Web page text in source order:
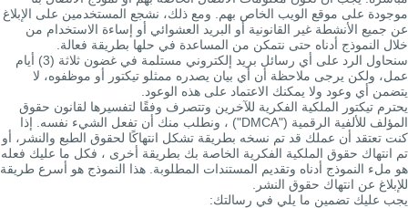
موجودة على موقع الويب الخاص بهم. ومع ذلك، نشجع المستخدمين على الإبلاغ
عن جميع الأنشطة غير القانونية أو البريد العشوائي أو إساءة الاستخدام من
خلال النموذج أدناه حتى نتمكن من المساعدة في حلها بطريقة فعالة.
سنحاول الرد على أي رسائل بريد إلكتروني مستلمة في غضون ثلاثة (3) أيام
عمل، ولكن يرجى ملاحظة أن أي بيان يصدره ممثلو تيكتور أو موظفوه، لا
يتضمن أي وعود ولا يمكنك الاعتماد على هذه الوعود.
يحترم تيكتور الملكية الفكرية للآخرين وتتصرف وفقًا لتفسيرها لقانون حقوق
المؤلف للألفية الرقمية ("DMCA") ، ونطلب منك أن تفعل الشيء نفسه. إذا
كنت تعتقد أن عملك قد تم نسخه بطريقة تشكل انتهاكًا لحقوق الطبع والنشر، أو
تم انتهاك حقوق الملكية الفكرية الخاصة بك بطريقة أخرى ، فكل ما عليك فعله
هو ملء النموذج أدناه وتقديم المستندات المطلوبة. هذا النموذج هو أسرع طريقة
للإبلاغ عن انتهاك حقوق النشر.
يجب عليك تضمين ما يلي في رسالتك: